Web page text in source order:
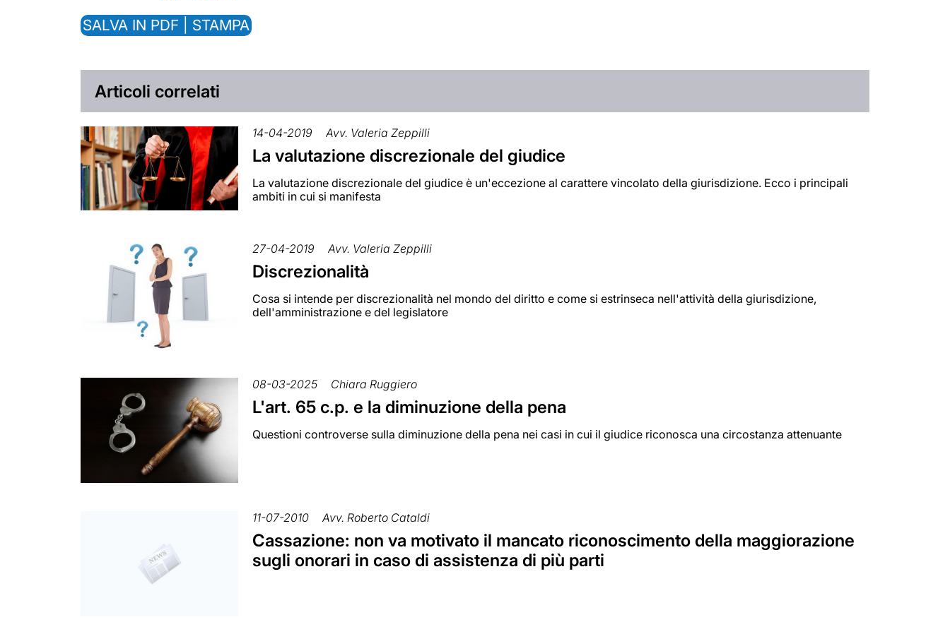
SALVA IN PDF | STAMPA
Articoli correlati
14-04-2019 Avv. Valeria Zeppilli
La valutazione discrezionale del giudice
La valutazione discrezionale del giudice è un'eccezione al carattere vincolato della giurisdizione. Ecco i principali
ambiti in cui si manifesta
27-04-2019 Avv. Valeria Zeppilli
Discrezionalità
Cosa si intende per discrezionalità nel mondo del diritto e come si estrinseca nell'attività della giurisdizione,
dell'amministrazione e del legislatore
08-03-2025 Chiara Ruggiero
L'art. 65 c.p. e la diminuzione della pena
Questioni controverse sulla diminuzione della pena nei casi in cui il giudice riconosca una circostanza attenuante
11-07-2010 Avv. Roberto Cataldi
Cassazione: non va motivato il mancato riconoscimento della maggiorazione
sugli onorari in caso di assistenza di più parti